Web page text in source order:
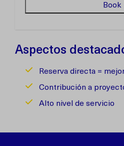
Book
Aspectos
Reserva directa =
Contribución a
Alto nivel de servicio